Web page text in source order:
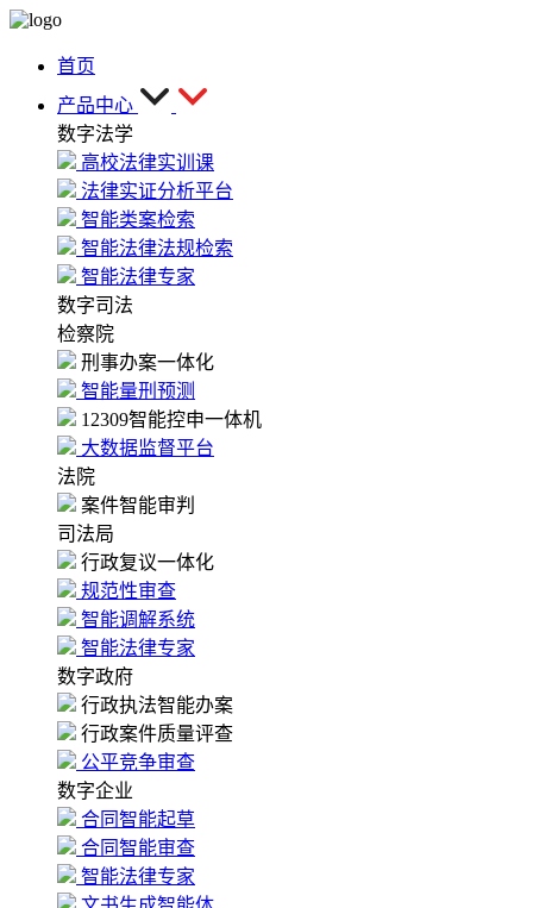
首页
产品中心
数字法学
高校法律实训课
法律实证分析平台
智能类案检索
智能法律法规检索
智能法律专家
数字司法
检察院
刑事办案一体化
智能量刑预测
12309智能控申一体机
大数据监督平台
法院
案件智能审判
司法局
行政复议一体化
规范性审查
智能调解系统
智能法律专家
数字政府
行政执法智能办案
行政案件质量评查
公平竞争审查
数字企业
合同智能起草
合同智能审查
智能法律专家